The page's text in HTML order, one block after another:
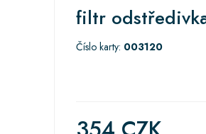
filtr
Číslo karty: 003120